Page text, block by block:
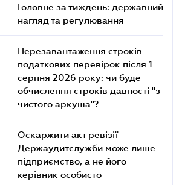
Головне за тиждень: державний
нагляд та регулювання
Перезавантаження строків
податкових перевірок після 1
серпня 2026 року: чи буде
обчислення строків давності "з
чистого аркуша"?
Оскаржити акт ревізії
Держаудитслужби може лише
підприємство, а не його
керівник особисто